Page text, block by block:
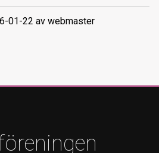
01-22 av webmaster